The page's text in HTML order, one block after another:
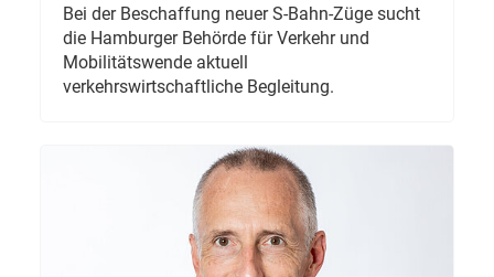
Bei der Beschaffung neuer S-Bahn-Züge sucht
die Hamburger Behörde für Verkehr und
Mobilitätswende aktuell
verkehrswirtschaftliche Begleitung.